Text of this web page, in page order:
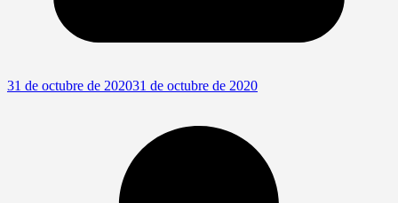
31 de octubre de 202031 de octubre de 2020